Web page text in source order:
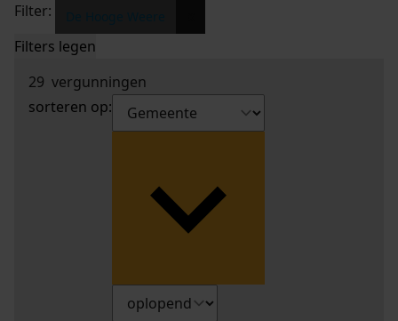
Filter:
Filters legen
29 vergunningen
sorteren op: